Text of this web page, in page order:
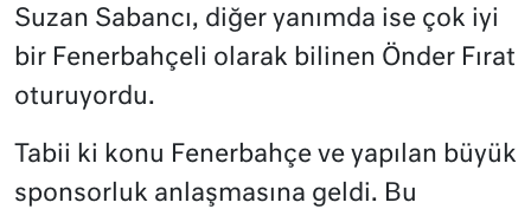
Suzan Sabancı, diğer yanımda ise çok iyi
bir Fenerbahçeli olarak bilinen Önder Fırat
oturuyordu.
Tabii ki konu Fenerbahçe ve yapılan büyük
sponsorluk anlaşmasına geldi. Bu